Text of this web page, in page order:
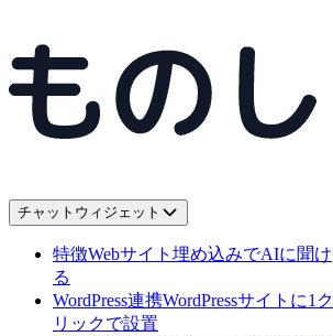
チャットウィジェット
特徴Webサイト埋め込みでAIに聞け
る
WordPress連携WordPressサイトに1ク
リックで設置